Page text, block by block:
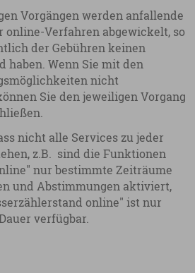
Vorgängen werden anfallende
online-Verfahren abgewickelt, so
der Gebühren keinen
haben. Wenn Sie mit den
nicht
Sie den jeweiligen Vorgang
nicht alle Services zu jeder
z.B. sind die Funktionen
nur bestimmte Zeiträume
und Abstimmungen aktiviert,
online" ist nur
verfügbar.